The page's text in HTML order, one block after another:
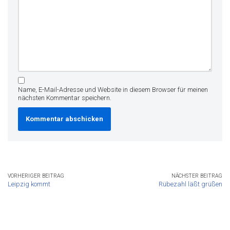
Name, E-Mail-Adresse und Website in diesem Browser für meinen
nächsten Kommentar speichern.
VORHERIGER BEITRAG
Leipzig kommt
NÄCHSTER BEITRAG
Rübezahl läßt grüßen